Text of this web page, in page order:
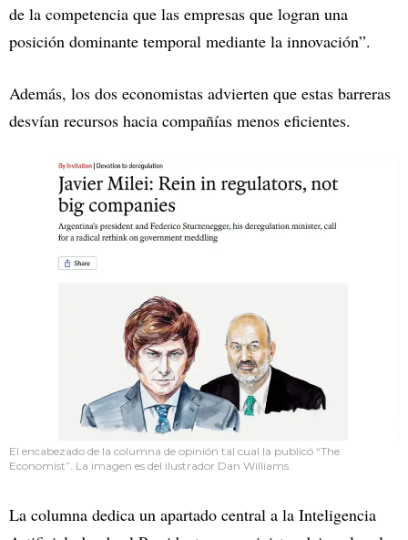
de la competencia que las empresas que logran una
posición dominante temporal mediante la innovación”.
Además, los dos economistas advierten que estas barreras
desvían recursos hacia compañías menos eficientes.
El encabezado de la columna de opinión tal cual la publicó “The
Economist”. La imagen es del ilustrador Dan Williams.
La columna dedica un apartado central a la Inteligencia